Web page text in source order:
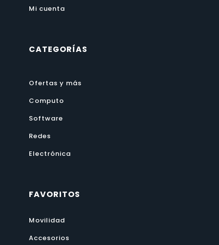
Mi cuenta
CATEGORÍAS
Ofertas y más
Computo
Software
Redes
Electrónica
FAVORITOS
Movilidad
Accesorios